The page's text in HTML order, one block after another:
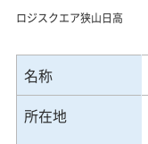
ロジスクエア狭山日高
名称
所在地